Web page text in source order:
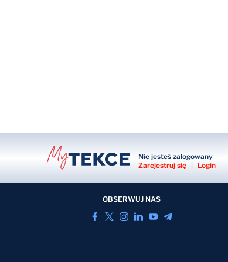
Nie jesteś zalogowany
Zarejestruj się
Login
OBSERWUJ NAS